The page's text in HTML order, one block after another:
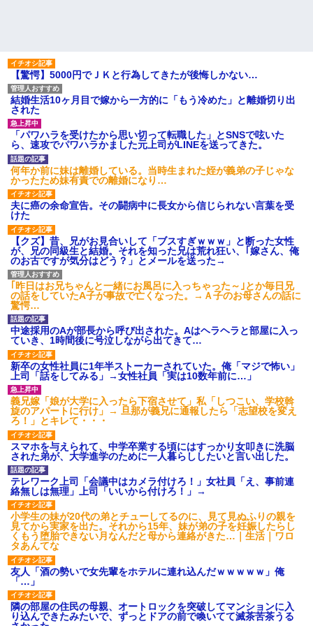
【驚愕】5000円でＪＫと行為してきたが後悔しかない…
結婚生活10ヶ月目で嫁から一方的に「もう冷めた」と離婚切り出
された
「パワハラを受けたから思い切って転職した」とSNSで呟いた
ら、速攻でパワハラかました元上司がLINEを送ってきた。
何年か前に妹は離婚している。当時生まれた姪が義弟の子じゃな
かったため妹有責での離婚になり…
夫に癌の余命宣告。その闘病中に長女から信じられない言葉を受
けた
【クズ】昔、兄がお見合いして「ブスすぎｗｗｗ」と断った女性
が、兄の同級生と結婚。それを知った兄は荒れ狂い、｢嫁さん、俺
のお古ですが気分はどう？」とメールを送った→
｢昨日はお兄ちゃんと一緒にお風呂に入っちゃった～｣とか毎日兄
の話をしていたA子が事故で亡くなった。→Ａ子のお母さんの話に
驚愕…
中途採用のAが部長から呼び出された。Aはヘラヘラと部屋に入っ
ていき、1時間後に号泣しながら出てきて…
新卒の女性社員に1年半ストーカーされていた。俺「マジで怖い」
上司「話をしてみる」→女性社員「実は10数年前に…」
義兄嫁「娘が大学に入ったら下宿させて」私「しつこい、学校斡
旋のアパートに行け」→ 旦那が義兄に通報したら「志望校を変え
ろ！」とキレて・・・
スマホを与えられて、中学卒業する頃にはすっかり女叩きに洗脳
された弟が、大学進学のために一人暮らししたいと言い出した。
テレワーク上司「会議中はカメラ付けろ！」女社員「え、事前連
絡無しは無理」上司「いいから付けろ！」→
小学生の妹が20代の弟とチューしてるのに、見て見ぬふりの親を
見てから実家を出た。それから15年、妹が弟の子を妊娠したらし
くもう堕胎できない月なんだと母から連絡がきた…｜生活｜ワロ
タあんてな
友人「酒の勢いで女先輩をホテルに連れ込んだｗｗｗｗｗ」俺
「…」
隣の部屋の住民の母親、オートロックを突破してマンションに入
り込んできたみたいで、ずっとドアの前で喚いてて滅茶苦茶うる